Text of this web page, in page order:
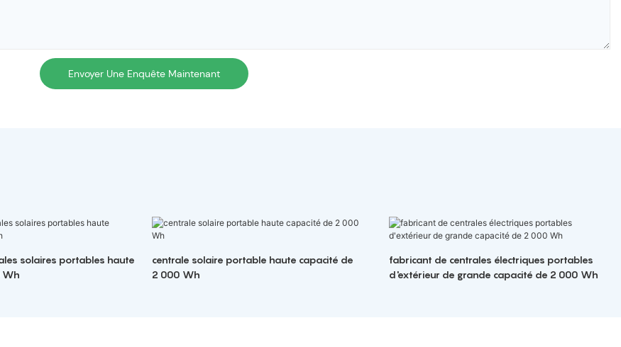
Envoyer Une Enquête Maintenant
solaires portables haute
Wh
centrale solaire portable haute capacité de
2 000 Wh
fabricant de centrales électriques portables
d'extérieur de grande capacité de 2 000 Wh